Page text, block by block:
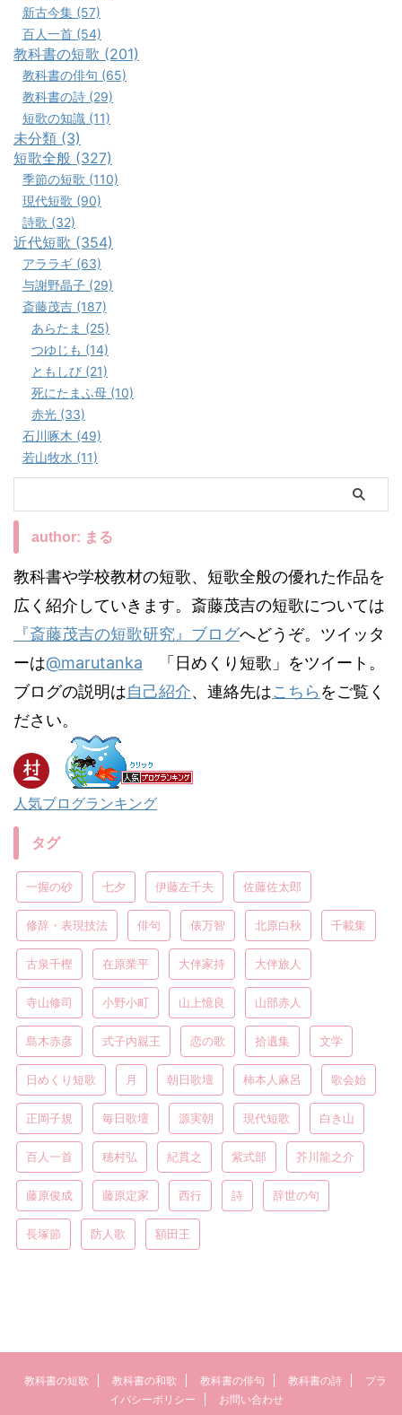
新古今集 (57)
百人一首 (54)
教科書の短歌 (201)
教科書の俳句 (65)
教科書の詩 (29)
短歌の知識 (11)
未分類 (3)
短歌全般 (327)
季節の短歌 (110)
現代短歌 (90)
詩歌 (32)
近代短歌 (354)
アララギ (63)
与謝野晶子 (29)
斎藤茂吉 (187)
あらたま (25)
つゆじも (14)
ともしび (21)
死にたまふ母 (10)
赤光 (33)
石川啄木 (49)
若山牧水 (11)
author: まる
教科書や学校教材の短歌、短歌全般の優れた作品を
広く紹介していきます。斎藤茂吉の短歌については
『斎藤茂吉の短歌研究』ブログへどうぞ。ツイッタ
ーは@marutanka 「日めくり短歌」をツイート。
ブログの説明は自己紹介、連絡先はこちら をご覧く
ださい。
人気ブログランキング
タグ
一握の砂 七夕 伊藤左千夫 佐藤佐太郎
修辞・表現技法 俳句 俵万智 北原白秋 千載集
古泉千樫 在原業平 大伴家持 大伴旅人
寺山修司 小野小町 山上憶良 山部赤人
島木赤彦 式子内親王 恋の歌 拾遺集 文学
日めくり短歌 月 朝日歌壇 柿本人麻呂 歌会始
正岡子規 毎日歌壇 源実朝 現代短歌 白き山
百人一首 穂村弘 紀貫之 紫式部 芥川龍之介
藤原俊成 藤原定家 西行 詩 辞世の句
長塚節 防人歌 額田王
教科書の短歌 教科書の和歌 教科書の俳句 教科書の詩
プラ
イバシーポリシー
お問い合わせ